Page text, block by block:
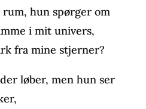
hun spørger om
i mit univers,
fra mine stjerner?
løber, men hun ser